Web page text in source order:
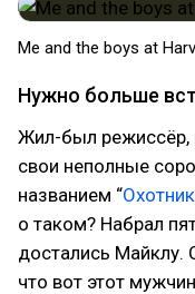
Me and the boys at
Нужно больше
Жил-был режиссёр,
свои неполные
названием “
о таком? Набрал
достались Майклу.
что вот этот